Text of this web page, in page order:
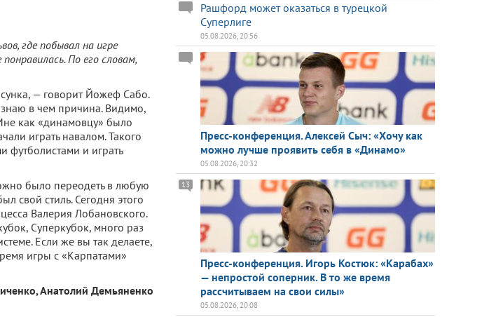
где побывал на игре
По его словам,
— говорит Йожеф Сабо.
в чем причина. Видимо,
как «динамовцу» было
играть навалом. Такого
футболистами и играть
было переодеть в любую
свой стиль. Сегодня этого
Валерия Лобановского.
Суперкубок, много раз
Если же вы так делаете,
игры с «Карпатами»
Анатолий Демьяненко
Рашфорд может оказаться в турецкой
Суперлиге
05.08.2026, 20:56
Пресс-конференция. Алексей Сыч: «Хочу как
можно лучше проявить себя в «Динамо»
05.08.2026, 20:32
Пресс-конференция. Игорь Костюк: «Карабах»
— непростой соперник. В то же время
рассчитываем на свои силы»
13
05.08.2026, 20:08